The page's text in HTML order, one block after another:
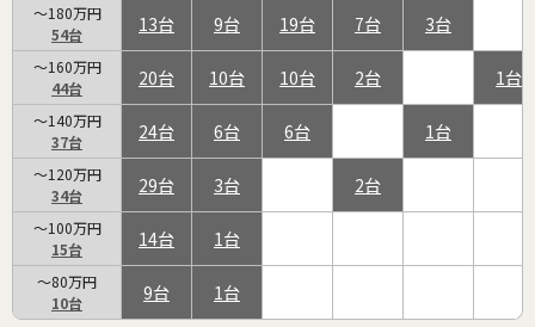
～180万円
54
13 9 19 7 3
～160万円
44
20 10 10 2 1
～140万円
37
24 6 6 1
～120万円
34
29 3 2
～100万円
15
14 1
～80万円
10
9 1